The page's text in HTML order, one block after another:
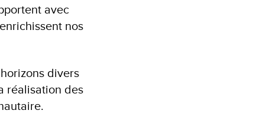
avec
nos
divers
réalisation des